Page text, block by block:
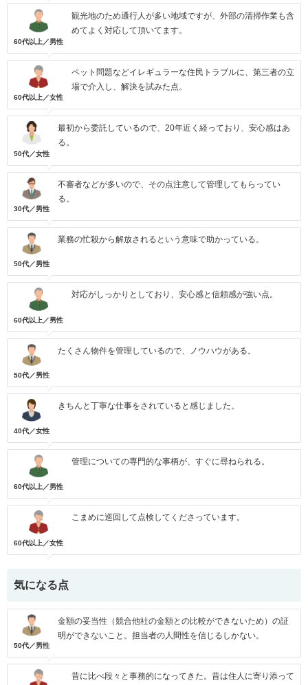
60代以上／男性
観光地のため通行人が多い地域ですが、外部の清掃作業も含
めてよく対応して頂いてます。
60代以上／女性
ペット問題などイレギュラーな住民トラブルに、第三者の立
場で介入し、解決を試みた点。
50代／女性
最初から委託しているので、20年近く経っており、安心感はあ
る。
30代／男性
不審者などが多いので、その点注意して管理してもらってい
る。
50代／男性
業務の忙殺から解放されるという意味で助かっている。
60代以上／男性
対応がしっかりとしており、安心感と信頼感が強い点。
50代／男性
たくさん物件を管理しているので、ノウハウがある。
40代／女性
きちんと丁寧な仕事をされていると感じました。
60代以上／男性
管理についての専門的な事柄が、すぐに尋ねられる。
60代以上／女性
こまめに巡回して点検してくださっています。
気になる点
50代／男性
金額の妥当性（競合他社の金額との比較ができないため）の証
明ができないこと。担当者の人間性を信じるしかない。
昔に比べ段々と事務的になってきた。昔は住人に寄り添って